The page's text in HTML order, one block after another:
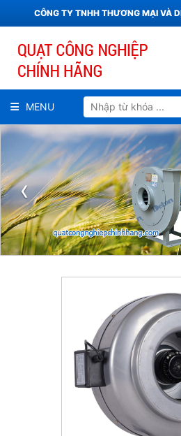
CÔNG TY TNHH THƯƠNG MẠI VÀ
MENU
‹